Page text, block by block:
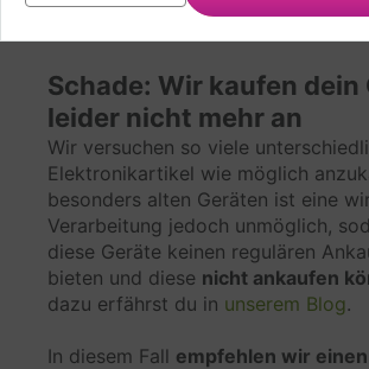
Schade: Wir kaufen dein
leider nicht mehr an
Wir versuchen so viele
Elektronikartikel wie möglich
besonders alten Geräten ist eine
Verarbeitung jedoch unmöglich,
diese Geräte keinen regulären
bieten und diese nicht ankaufen
dazu erfährst du in unserem Blog.
In diesem Fall empfehlen wir einen
Trustpilot A/S, Pilestræde 58, 5, 1112
Dänemark. CVR-Nr.:30276582
Empfehlungen
Genutzte Technologien